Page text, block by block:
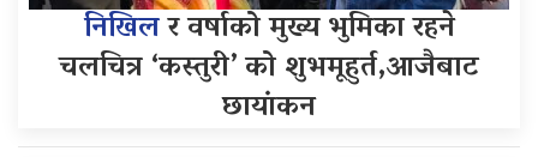
निखिलर वर्षाको मुख्य भुमिका रहने
चलचित्र ‘कस्तुरी’ को शुभमूहुर्त,आजैबाट
छायांकन